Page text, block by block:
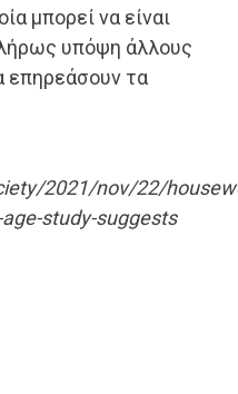
μπορεί να είναι
υπόψη άλλους
επηρεάσουν τα
2021/nov/22/
study-suggests